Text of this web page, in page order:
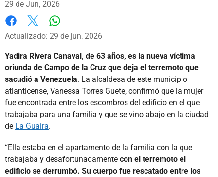
29 de Jun, 2026
Facebook
X
Actualizado: 29 de jun, 2026
Yadira Rivera Canaval, de 63 años, es la nueva víctima
oriunda de Campo de la Cruz que deja el terremoto que
sacudió a Venezuela. La alcaldesa de este municipio
atlanticense, Vanessa Torres Guete, confirmó que la mujer
fue encontrada entre los escombros del edificio en el que
trabajaba para una familia y que se vino abajo en la ciudad
de La Guaira.
“Ella estaba en el apartamento de la familia con la que
trabajaba y desafortunadamente con el terremoto el
edificio se derrumbó. Su cuerpo fue rescatado entre los